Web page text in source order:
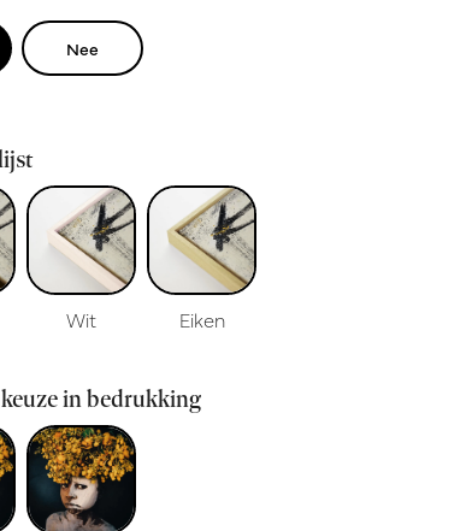
Nee
Wit Eiken
in bedrukking